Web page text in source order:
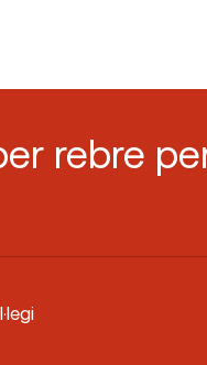
rebre